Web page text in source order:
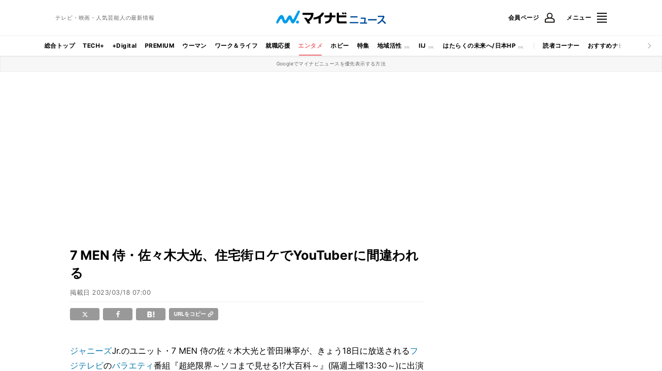
テレビ・映画・人気芸能人の最新情報 会員ページ メニュー
総合トップ TECH+ +Digital PREMIUM ウーマン ワーク＆ライフ 就職応援 エンタメ ホビー 特集 地域活性 IIJ はたらくの未来へ/日本HP 読者コーナー おすすめナビ マイナビ
Googleでマイナビニュースを優先表示する方法
7 MEN 侍・佐々木大光、住宅街ロケでYouTuberに間違われ
る
掲載日 2023/03/18 07:00
URLをコピー
ジャニーズJr.のユニット・7 MEN 侍の佐々木大光と菅田琳寧が、きょう18日に放送されるフ
ジテレビのバラエティ番組『超絶限界～ソコまで見せる!?大百科～』(隔週土曜13:30～)に出演